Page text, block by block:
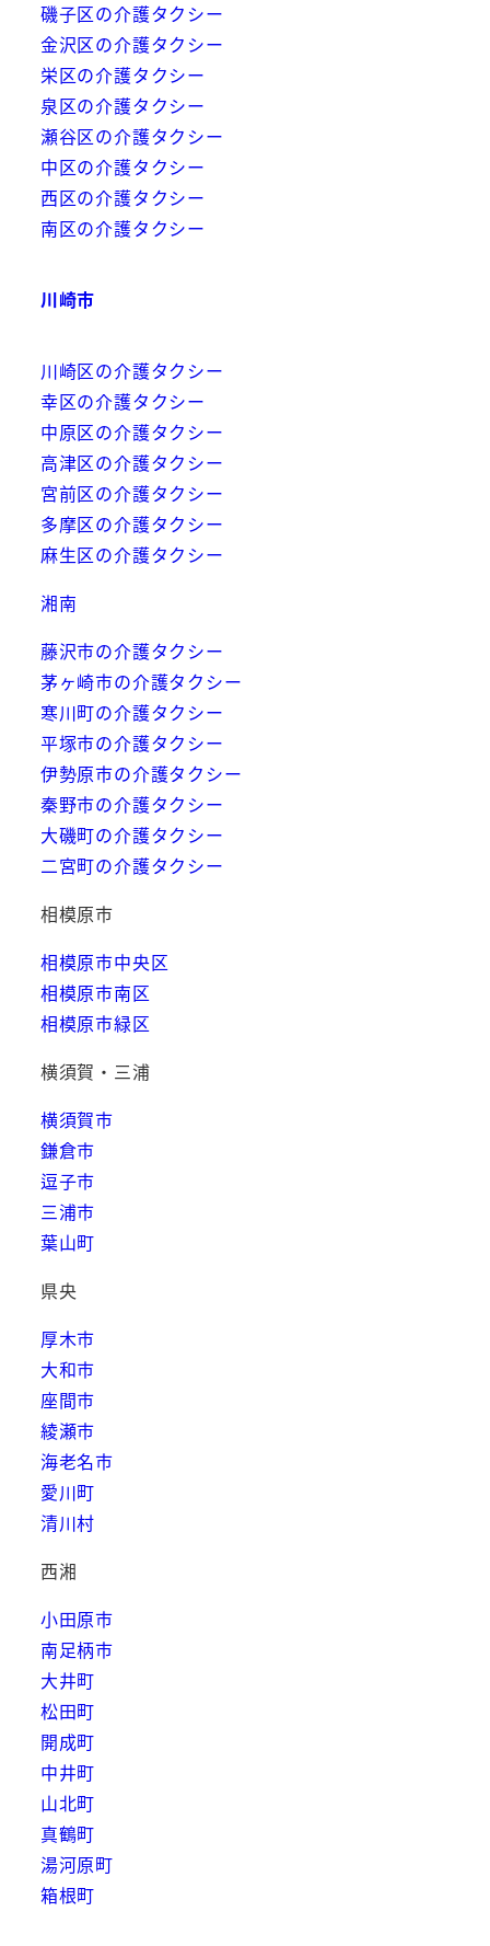
磯子区の介護タクシー
金沢区の介護タクシー
栄区の介護タクシー
泉区の介護タクシー
瀬谷区の介護タクシー
中区の介護タクシー
西区の介護タクシー
南区の介護タクシー
川崎市
川崎区の介護タクシー
幸区の介護タクシー
中原区の介護タクシー
高津区の介護タクシー
宮前区の介護タクシー
多摩区の介護タクシー
麻生区の介護タクシー
湘南
藤沢市の介護タクシー
茅ヶ崎市の介護タクシー
寒川町の介護タクシー
平塚市の介護タクシー
伊勢原市の介護タクシー
秦野市の介護タクシー
大磯町の介護タクシー
二宮町の介護タクシー
相模原市
相模原市中央区
相模原市南区
相模原市緑区
横須賀・三浦
横須賀市
鎌倉市
逗子市
三浦市
葉山町
県央
厚木市
大和市
座間市
綾瀬市
海老名市
愛川町
清川村
西湘
小田原市
南足柄市
大井町
松田町
開成町
中井町
山北町
真鶴町
湯河原町
箱根町